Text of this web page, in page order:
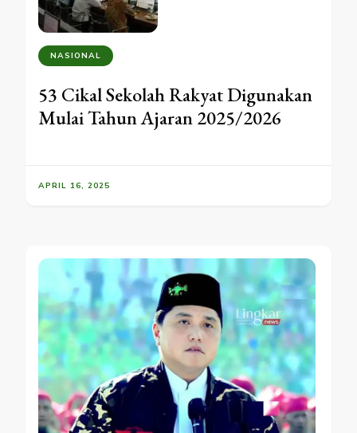
NASIONAL
53 Cikal Sekolah Rakyat Digunakan
Mulai Tahun Ajaran 2025/2026
APRIL 16, 2025